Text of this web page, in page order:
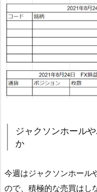
ジャクソンホール
か
今週はジャクソンホール
ので、積極的な売買はし